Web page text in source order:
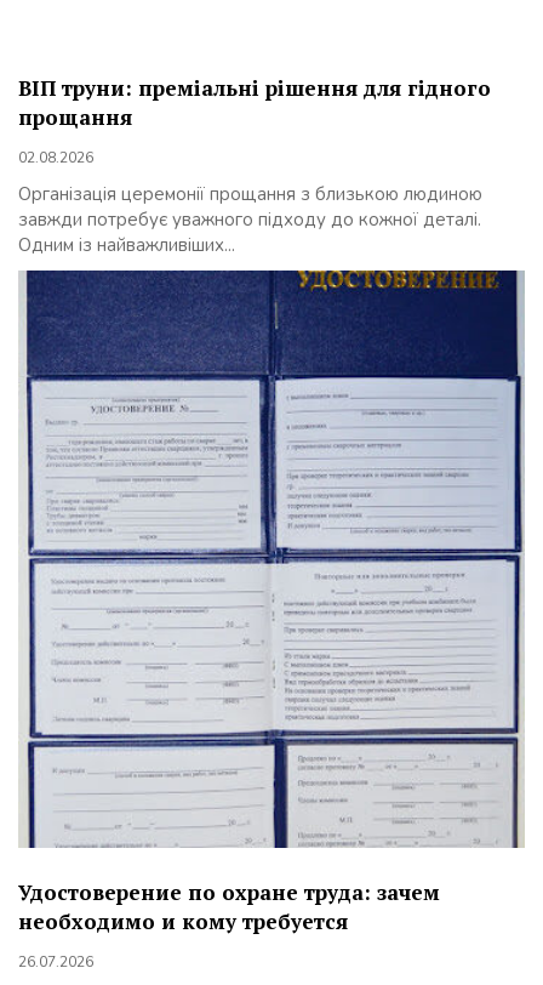
ВІП труни: преміальні рішення для гідного
прощання
02.08.2026
Організація церемонії прощання з близькою людиною
завжди потребує уважного підходу до кожної деталі.
Одним із найважливіших...
Удостоверение по охране труда: зачем
необходимо и кому требуется
26.07.2026